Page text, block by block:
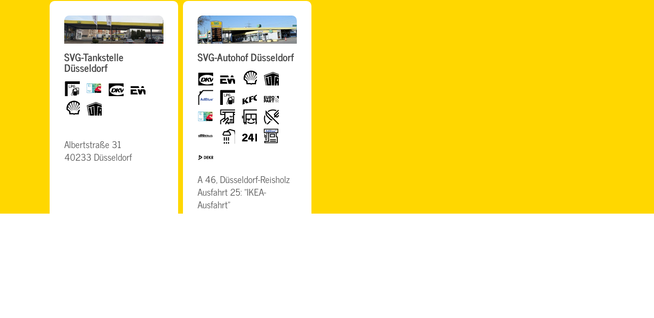
SVG-Tankstelle
Düsseldorf
LPG BrummiCard dkv
Shell UTA
Albertstraße 31
40233 Düsseldorf
SVG-Autohof Düsseldorf
dkv Shell UTA
AdBlue LPG
BrummiCardGeldautomatLKW-
freundlich
Restaurant
Dusche
AdBlue-
Säule
A 46, Düsseldorf-Reisholz
Ausfahrt 25: "IKEA-
Ausfahrt"